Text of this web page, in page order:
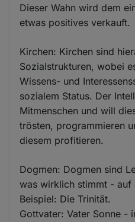
Dieser Wahn wird dem
etwas positives verkauft.
Kirchen: Kirchen sind
Sozialstrukturen, wobei
Wissens- und
sozialem Status. Der
Mitmenschen und will
trösten, programmieren
diesem profitieren.
Dogmen: Dogmen sind
was wirklich stimmt - auf
Beispiel: Die Trinität.
Gottvater: Vater Sonne -